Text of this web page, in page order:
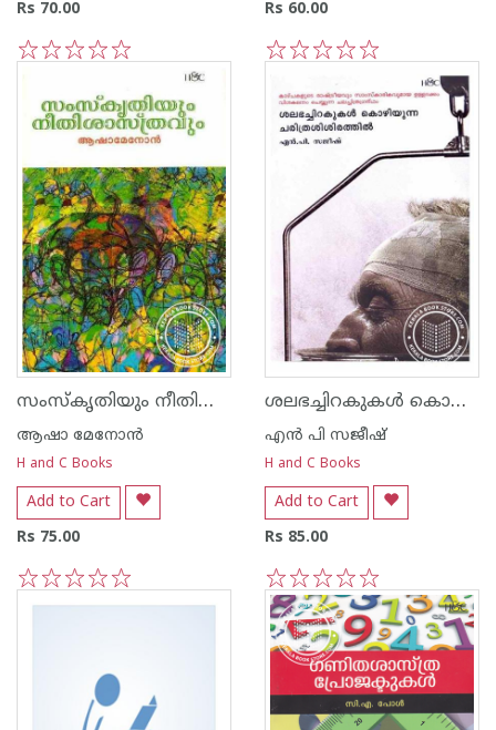
Rs 70.00 Rs 60.00
സംസ്കൃതിയും നീതിശാസ്ത്രവും
ആഷാ മേനോന്‍
H and C Books
Add to Cart
Rs 75.00
ശലഭച്ചിറകുകള്‍ കൊഴിയുന്ന ചരിത്രശിശിരത്തില്‍
എന്‍ പി സജീഷ്‌
H and C Books
Add to Cart
Rs 85.00
5
4
3
2
1